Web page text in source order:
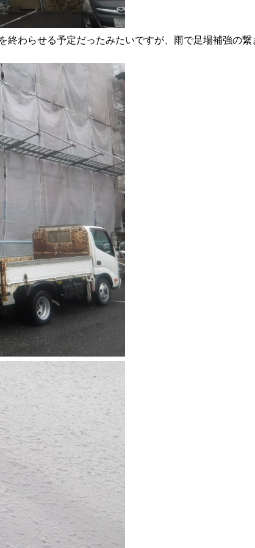
わらせる予定だったみたいですが、雨で足場補強の